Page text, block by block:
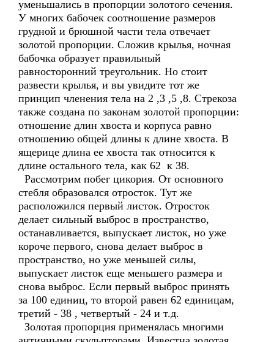
уменьшались в пропорции золотого сечения.
У многих бабочек соотношение размеров
грудной и брюшной части тела отвечает
золотой пропорции. Сложив крылья, ночная
бабочка образует правильный
равносторонний треугольник. Но стоит
развести крылья, и вы увидите тот же
принцип членения тела на 2 ,3 ,5 ,8. Стрекоза
также создана по законам золотой пропорции:
отношение длин хвоста и корпуса равно
отношению общей длины к длине хвоста. В
ящерице длина ее хвоста так относится к
длине остального тела, как 62 к 38.
Рассмотрим побег цикория. От основного
стебля образовался отросток. Тут же
расположился первый листок. Отросток
делает сильный выброс в пространство,
останавливается, выпускает листок, но уже
короче первого, снова делает выброс в
пространство, но уже меньшей силы,
выпускает листок еще меньшего размера и
снова выброс. Если первый выброс принять
за 100 единиц, то второй равен 62 единицам,
третий - 38 , четвертый - 24 и т.д.
Золотая пропорция применялась многими